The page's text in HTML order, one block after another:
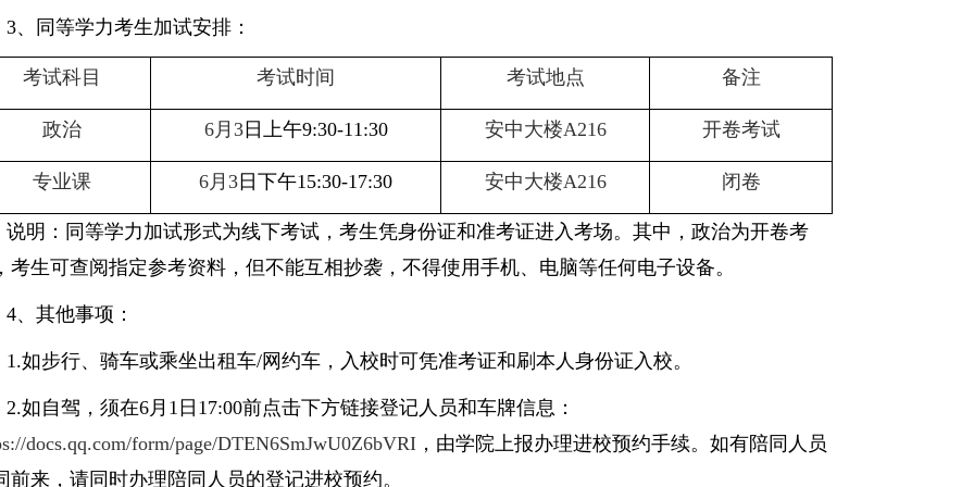
3、同等学力考生加试安排：
考试科目 考试时间 考试地点 备注
政治 6月 3日上午9:30-11:30 安中大楼A216 开卷考试
专业课 6月 3 日下午15:30-17:30 安中大楼A216 闭卷
说明：同等学力加试形式为线下考试 ， 考生凭身份证和准考证进入考场。 其中，政治为开卷考
考生可查阅指定参考资料 ， 但不能互相抄袭，不得使用手机、电脑等任何电子设备。
4、 其他事项 ：
1.如步行、骑车或乘坐出租车/网约车，入校时可凭准考证和刷本人身份证入校。
2.如自驾，须在6月1日17:00前点击下方链接登记人员和车牌信息 ：
docs.qq.com/form/page/DTEN6SmJwU0Z6bVRI ， 由学院上报办理进校预约手续。如有陪同人员
前来，请同时办理陪同人员的登记进校预约。